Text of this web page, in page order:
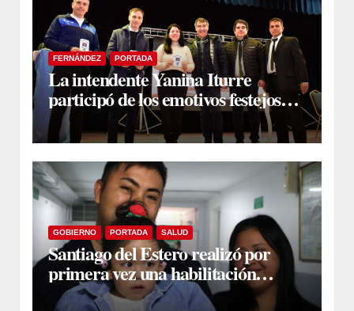
FERNÁNDEZ PORTADA
La intendente Yanina Iturre
participó de los emotivos festejos
por el Aniversario del Taekwon-Do
en Fernández
GOBIERNO PORTADA SALUD
Santiago del Estero realizó por
primera vez una habilitación
auditiva con vincha de conducción